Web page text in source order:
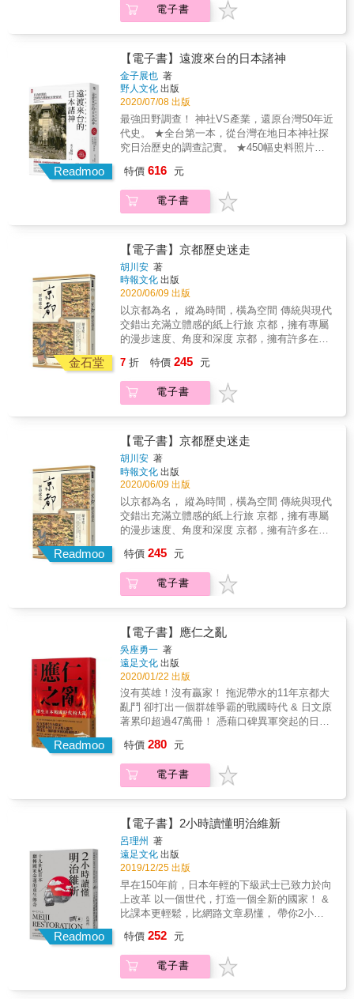
以及日本政界人士的身影，充滿轉折與謎團，
也一步一步逼近隱藏於黑幕後的核心。 & 得獎
紀錄 & ★第59回日本推理作家協會賞★ ★第24
師松本清張稱此為「日本的黑霧」， 創造出代
表政治、國家權力居中操弄的「黑霧」一詞。
巨匠手塚治虫、浦澤直樹試圖從創作中尋找解
答， 《奇子》、《Billy Bat》之中都出現他的
身影 案件記者窮盡一生，只為追查真相。 & 本
書作者也是記者， 因為姑婆在祖父忌日酒會上
的一席話，才開始埋首調查。 & 他把握最後機
會，從年邁的事件旁觀者、當事者口中取得證
言，逐漸揭開祖父的另一面貌、發現自己家族
與下山事件的種種關聯，也察覺了祖父工作的
公司「亞細亞產業」似乎不那麼單純
&hellip;&hellip; & 過程中不只揭發家族祕密，
更挖掘出GHQ、佳能機關、CIA等情報機構，
以及日本政界人士的身影，充滿轉折與謎團，
也一步一步逼近隱藏於黑幕後的核心。 & 得獎
紀錄 & ★第59回日本推理作家協會賞★ ★第24
聞物語！ & 本書適讀對象： ──熱愛日本的人
──喜歡聊天的人 ──酷愛知道別人不知道的事
情的人 ──最愛用冷知識唬得朋友一愣一愣的人
的人 & 本書一次滿足你的求知欲、表現欲，讓
你用人人知道的日本，卻沒人知道的故事，贏
得眾人崇拜的眼神！！ & 本書特色 & ‧跨越古
今時空，探訪歷史課本不曾提到的故事。 ‧熱愛
鑽研日本歷史冷知識的作者濃縮精華之作。 ‧以
詼諧、逗趣的筆法寫出鮮為人知的奇聞物語。 ‧
喜愛日本的人不得不讀 ‧熱愛聊天的人不能不知
談」單元，增述故事背景，讓讀者更易明白
「原來如此！」
宣戰，結果不但給世界造成災難，日本自身亦
歷史事件，生動勾畫出一個曾經充滿希望的新
興國家如何走向戰爭的歷程，也分析了日本為
甚麼會走上自我毀滅的內在原因。 本書是《和
魂洋才：締造明治時代的那些人》一書的續
集，這兩本書完整地呈現了近代日本開國
&mdash;崛起&mdash;膨脹&mdash;毀滅的歷
史，是一個完整的新興國家的現代化故事。後
起的日本走向戰爭之路，對中國產生了巨大的
影響。了解這段歷史，對於認識日本、認識新
意義。 推廣重點 1.從興起到戰敗的驟變 日本
究竟走錯了哪一步？ 2.《和魂洋才：締造明治
時代的那些人》續集 馬國川勾畫二戰日本的
&mdash;崛起&mdash;膨脹&mdash;毀滅的歷
史 名人推薦 民族主義和國家主義的結合，把明
治維新開啟的日本現代化進程導引入軍國主義
的歧途。這造成了20世紀亞洲最嚴重的人道主
義災難，也使好幾代日本人增進國家現代性的
成果毀於一旦。近代日本走過的彎路，值得仍
在致力於國家治理現代化的發展中國家引為鑒
究員吳敬璉 從歷史中讀出教訓和警戒，並不是
一件愉快的事情，卻是治史者良心和良知的體
現。僅此一條，便構成推薦本書的充分理由。
匪夷所思的歧路，一個民族的命運會發生始料
不及的逆轉，此中的教訓值得深長思之，本書
作者承擔起了一個思想者的責任。一一周國平
明治維新之後的日本帝國迷失了方向，在邪路
上越走越遠，終至毀滅。用「鳥之眼」俯瞰，
用「蟲之眼」體察，用既理性又感性的文筆生
動地展現這段雲詭波譎的歷史，這是本書的特
點，也是它的吸引力之所在。
&mdash;&mdash;吳曉波
電子書
Readmoo
【電子書】遠渡來台的日本諸神
金子展也 著
野人文化 出版
2020/07/08 出版
最強田野調查！ 神社VS產業，還原台灣50年近
代史。 ★全台第一本，從台灣在地日本神社探
究日治歷史的調查記實。 ★450幅史料照片珍
親自走訪並考證梳理全台從南到北230所，日治
時期建造神社其來歷和現狀。 從明治28年（西
元1895年）到昭和20年（西元1945年）， 日治
現狀：從地位最高的官幣社、國幣社，到學
校、企業、軍隊內神社、移民村或原住民聚落
的祠堂...... 是全台第一本結合日本神社＆台灣
產業的珍貴歷史書， 更是神社迷及舊跡歷史巡
禮的必備攻略。
************************************************** 歷
史可以從很多角度審視，透過「神社」這樣的
宗教設施與思想觀念，引領我們深入了解，台
灣日治時期神社與產業和社會所產生密切的關
開始愛上台灣神社調查，耗時15 年光陰，從南
到北查找超過400 所神社，除了親自走訪考證
梳理出230 所神社（其中203所為台灣總督府認
報社新聞、風景明信片、老照片⋯⋯一步一步
建構並還原當時官營事業中的林業、半官營事
業的水力發電、公賣事業的樟腦、酒廠、製
鹽，以及民間事業的製糖業與礦業（黃金與
煤）等各產業的部分珍貴歷史。
**********************************************************
【一定要了解的台灣神社12問】 （1）到底建
會狀況下，選在什麼地點建設？ （3）為什麼
許多神社沒有得到總督府認定？ （4）為什麼
部落神社或企業神社能夠成為總督府的認定神
別多？ （7）為什麼原住民部落建造了那麼多
神社？ （8）戰後如何處理神社？此外，隨著
戰爭結束，「御靈代」如何處理了呢？ （9）
為什麼近年來那麼積極的保存、修復、復原神
社？ （10）神社社殿何時改作忠烈祠使用？又
在何時改建他用？ （11）神社是被什麼人拆
除，拆除的原因是什麼？ （12）為什麼台灣留
（臺大歷史系教授） ★黄士娟（北藝大副教授
海大學日本區域研究中心主任） ★王子碩（聚
珍臺灣總監） ★台灣回憶探險團 ★小淇－日本
神社寺院中毒者 熱烈推薦
特價 616 元
電子書
金石堂
【電子書】京都歷史迷走
胡川安 著
時報文化 出版
2020/06/09 出版
以京都為名， 縱為時間，橫為空間 傳統與現代
交錯出充滿立體感的紙上行旅 京都，擁有專屬
的漫步速度、角度和深度 京都，擁有許多在地
都，其實在日本歷史上是個不斷流動著的城
市！ 《和食古早味》、《東京歷史迷走》的胡
川安，重新演繹這個深受旅人歡迎，卻又神祕
侯都想瞭解京都，是渴望京都所象徵的權力，
還有對於京都文化的一種嚮往、一種時尚潮流
的追求。 日本最現代化的車站，位於日本古老
的政治中心！ 身為日本最大的觀光都市，京都
無疑有著豐富的歷史和人文景觀，迎接全球遊
客的是歷史與現代碰撞的火花。 盆地地形的京
都，特色居然是冬冷夏熱！ 四季分明的氣候特
色，造就此地豐富的自然景觀，自古就是人們
參拜旅行的熱門景點。即使是一千年後的現
土地與季節是連結點！ 不靠海的京都，發展出
充滿智慧的野菜保存與料理形式，並且有別於
靠海的江戶，這裡的海鮮料理不一樣！
7 折 特價 245 元
電子書
Readmoo
【電子書】京都歷史迷走
胡川安 著
時報文化 出版
2020/06/09 出版
以京都為名， 縱為時間，橫為空間 傳統與現代
交錯出充滿立體感的紙上行旅 京都，擁有專屬
的漫步速度、角度和深度 京都，擁有許多在地
都，其實在日本歷史上是個不斷流動著的城
市！ 《和食古早味》、《東京歷史迷走》的胡
川安，重新演繹這個深受旅人歡迎，卻又神祕
侯都想瞭解京都，是渴望京都所象徵的權力，
還有對於京都文化的一種嚮往、一種時尚潮流
的追求。 日本最現代化的車站，位於日本古老
的政治中心！ 身為日本最大的觀光都市，京都
無疑有著豐富的歷史和人文景觀，迎接全球遊
客的是歷史與現代碰撞的火花。 盆地地形的京
都，特色居然是冬冷夏熱！ 四季分明的氣候特
色，造就此地豐富的自然景觀，自古就是人們
參拜旅行的熱門景點。即使是一千年後的現
土地與季節是連結點！ 不靠海的京都，發展出
充滿智慧的野菜保存與料理形式，並且有別於
靠海的江戶，這裡的海鮮料理不一樣！
特價 245 元
電子書
Readmoo
【電子書】應仁之亂
吳座勇一 著
遠足文化 出版
2020/01/22 出版
沒有英雄！沒有贏家！ 拖泥帶水的11年京都大
亂鬥 卻打出一個群雄爭霸的戰國時代 & 日文原
著累印超過47萬冊！ 憑藉口碑異軍突起的日本
體爭相報導 ◎榮獲第52屆「書店新風賞」特別
獎◎ ◎日本歷史寫作的新星誕生！◎ 日本戲劇
界、出版業不敢觸碰的票房毒藥，在他筆下掀
果、來龍去脈？究竟這場超過十年、摧毀了大
半京都的內戰，是起因於將軍家的後繼問題，
還是管領家的家督之爭？又或者是其他不為人
知的關鍵細節導致？本書作者根據最新的研究
成果，透過該時代兩名興福寺高僧經覺與尊尋
的日記，如實描繪應仁之亂期間僧侶、貴族、
武士及民眾的樣態。 & ◎原本勢均力敵的兩
軍，如何因將軍決斷一錯再錯、最終無法收
拾？ 大戰最初的火種，是1540年代中期開始的
督之爭。由於支持義就的山名宗全、支持政長
的細川勝元等有力大名的參與，使得戰爭擴
大。至應仁元年（1467）5月26日，細川方（東
特價 280 元
電子書
Readmoo
【電子書】2小時讀懂明治維新
呂理州 著
遠足文化 出版
2019/12/25 出版
早在150年前，日本年輕的下級武士已致力於向
上改革 以一個世代，打造一個全新的國家！ &
比課本更輕鬆，比網路文章易懂， 帶你2小時
國邊緣逆轉勝，全民投入西化改造， 變身傲視
全球的經濟強國 & 1867年8月16日的《北華捷
報》（North China Herald）登載了一篇比較中
特價 252 元
電子書